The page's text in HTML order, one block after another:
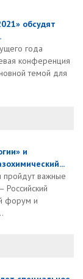
обсудят
года
конференция
темой для
и
важные
Российский
форум и